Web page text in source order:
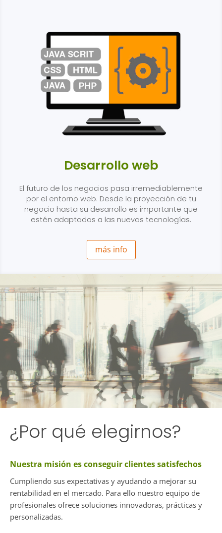
Desarrollo web
El futuro de los negocios pasa irremediablemente
por el entorno web. Desde la proyección de tu
negocio hasta su desarrollo es importante que
estén adaptados a las nuevas tecnologías.
más info
¿Por qué elegirnos?
Nuestra misión es conseguir clientes satisfechos
Cumpliendo sus expectativas y ayudando a mejorar su
rentabilidad en el mercado. Para ello nuestro equipo de
profesionales ofrece soluciones innovadoras, prácticas y
personalizadas.